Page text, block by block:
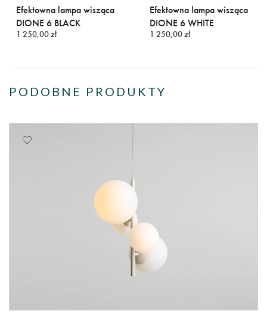
Efektowna lampa wisząca
DIONE 6 BLACK
1 250,00 zł
Efektowna lampa wisząca
DIONE 6 WHITE
1 250,00 zł
PODOBNE PRODUKTY